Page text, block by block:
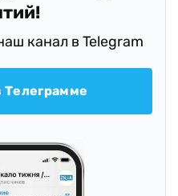
канал в Telegram
Телеграмме